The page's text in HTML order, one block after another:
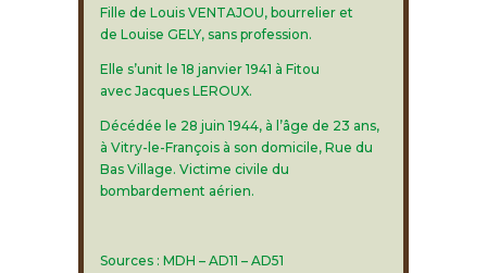
Fille de Louis VENTAJOU, bourrelier et
de Louise GELY, sans profession.
Elle s’unit le 18 janvier 1941 à Fitou
avec Jacques LEROUX.
Décédée le 28 juin 1944, à l’âge de 23 ans,
à Vitry-le-François à son domicile, Rue du
Bas Village. Victime civile du
bombardement aérien.
Sources : MDH – AD11 – AD51